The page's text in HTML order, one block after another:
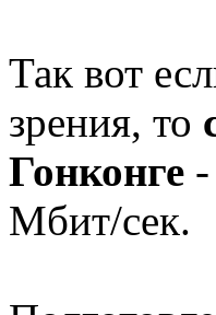
Так вот
зрения, то
Гонконге
Мбит/сек.